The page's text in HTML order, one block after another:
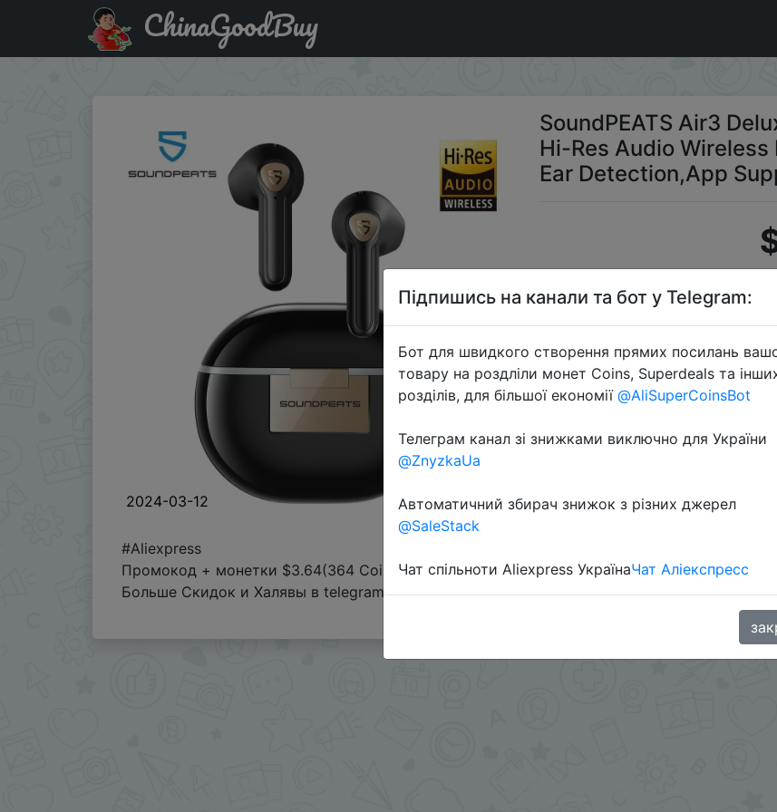
Придбати по знижці SALE111 SoundPEATS Air3 Deluxe HS Bluetooth 5.2 Earphones Hi-Res Audio Wireless
ChinaGoodBuy
2024-03-12
SoundPEATS Air3
Hi-Res Audio
Ear Detection,App
#Aliexpress
Промокод + монетки $3.64(364 Coins)
Больше Скидок и Халявы в telegramt.me/%2B8jHVizJO6XY3M2Qy
Підпишись на канали та бот у Telegram:
Бот для швидкого створення прямих посилань
товару на роздліли монет Coins, Superdeals та
розділів, для більшої економії @AliSuperCoinsBot
Телеграм канал зі знижками виключно для України
@ZnyzkaUa
Автоматичний збирач знижок з різних джерел
@SaleStack
Чат спільноти Aliexpress УкраїнаЧат Аліекспресс